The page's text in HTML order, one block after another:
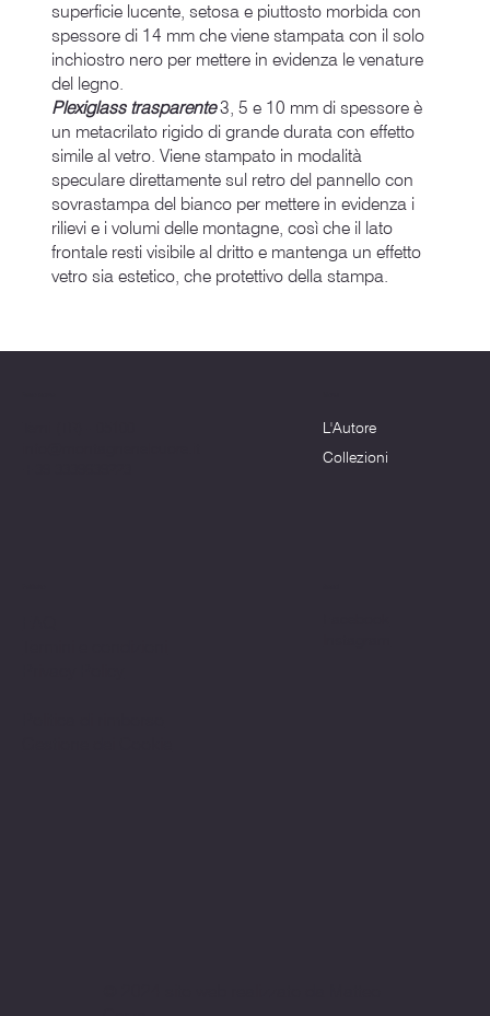
superficie lucente, setosa e piuttosto morbida con
spessore di 14 mm che viene stampata con il solo
inchiostro nero per mettere in evidenza le venature
del legno.
Plexiglass trasparente3, 5 e 10 mm di spessore è
un metacrilato rigido di grande durata con effetto
simile al vetro. Viene stampato in modalità
speculare direttamente sul retro del pannello con
sovrastampa del bianco per mettere in evidenza i
rilievi e i volumi delle montagne, così che il lato
frontale resti visibile al dritto e mantenga un effetto
vetro sia estetico, che protettivo della stampa.
L'Autore
Collezioni